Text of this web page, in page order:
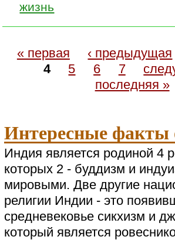
жизнь
« первая ‹ предыдущая
4
5 6 7
последняя »
Интересные
Индия является родиной 4
которых 2 - буддизм и
мировыми. Две другие
религии Индии - это
средневековье сикхизм и
который является